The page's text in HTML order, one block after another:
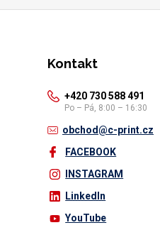
Kontakt
+420 730 588 491
Po – Pá, 8:00 – 16:30
obchod@c-print.cz
FACEBOOK
INSTAGRAM
LinkedIn
YouTube